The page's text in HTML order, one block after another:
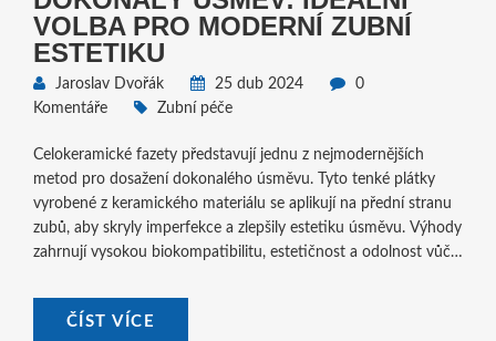
VOLBA PRO MODERNÍ ZUBNÍ
ESTETIKU
Jaroslav Dvořák 25 dub 2024
0
Komentáře
Zubní péče
Celokeramické fazety představují jednu z nejmodernějších
metod pro dosažení dokonalého úsměvu. Tyto tenké plátky
vyrobené z keramického materiálu se aplikují na přední stranu
zubů, aby skryly imperfekce a zlepšily estetiku úsměvu. Výhody
zahrnují vysokou biokompatibilitu, estetičnost a odolnost vůči
aspekty, výhody a postup aplikace celokeramických faset.
ČÍST VÍCE